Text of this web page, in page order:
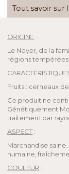
Tout savoir sur
ORIGINE :
Le Noyer, de la
régions tempérées
Fruits : cerneaux
Ce produit ne
Génétiquement
traitement par
ASPECT :
Marchandise
humaine,
COULEUR :